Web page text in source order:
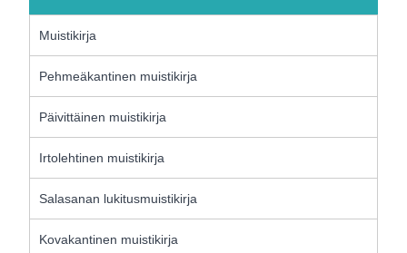
Muistikirja
Pehmeäkantinen muistikirja
Päivittäinen muistikirja
Irtolehtinen muistikirja
Salasanan lukitusmuistikirja
Kovakantinen muistikirja